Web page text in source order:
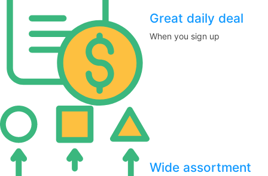
Great daily deal
When you sign up
Wide assortment